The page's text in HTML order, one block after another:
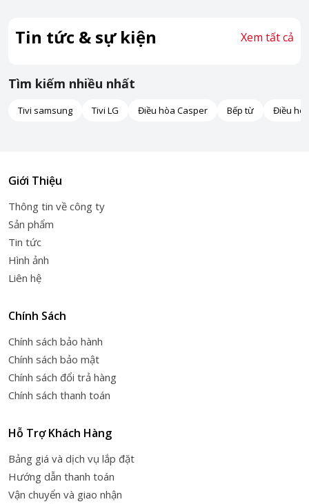
Tin tức & sự kiện Xem tất cả
Tìm kiếm nhiều nhất
Tivi samsung Tivi LG Điều hòa Casper Bếp từ Điều
Giới Thiệu
Thông tin về công ty
Sản phẩm
Tin tức
Hình ảnh
Liên hệ
Chính Sách
Chính sách bảo hành
Chính sách bảo mật
Chính sách đổi trả hàng
Chính sách thanh toán
Hỗ Trợ Khách Hàng
Bảng giá và dịch vụ lắp đặt
Hướng dẫn thanh toán
Vận chuyển và giao nhận